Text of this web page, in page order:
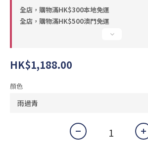
全店，購物滿HK$300本地免運
全店，購物滿HK$500澳門免運
HK$1,188.00
顏色